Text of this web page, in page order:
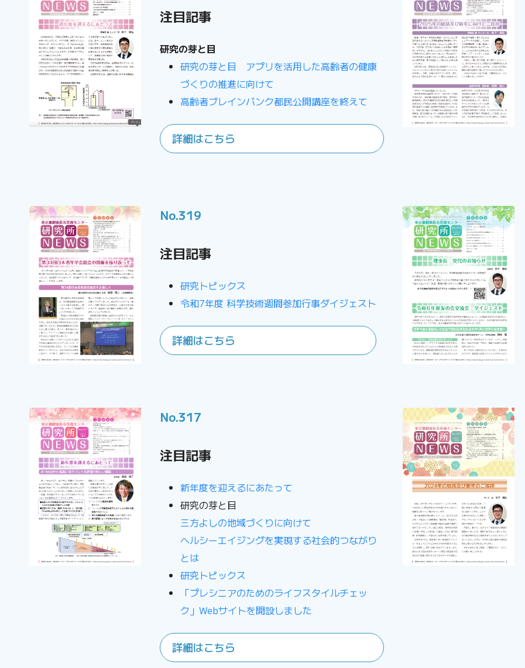
注目記事
研究の芽と目
研究の芽と目 アプリを活用した高齢者の健康
づくりの推進に向けて
高齢者ブレインバンク都民公開講座を終えて
詳細はこちら
No.319
注目記事
研究トピックス
令和7年度 科学技術週間参加行事ダイジェスト
詳細はこちら
No.317
注目記事
新年度を迎えるにあたって
研究の芽と目
三方よしの地域づくりに向けて
ヘルシーエイジングを実現する社会的つながり
とは
研究トピックス
「プレシニアのためのライフスタイルチェッ
ク」Webサイトを開設しました
詳細はこちら